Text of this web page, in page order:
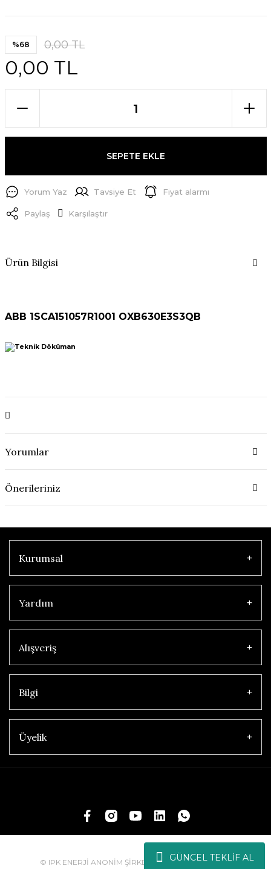
GÜNCEL TEKLİF AL
%68 0,00 TL
0,00 TL
SEPETE EKLE
Yorum Yaz Tavsiye Et Fiyat alarmı
Paylaş Karşılaştır
Ürün Bilgisi
ABB 1SCA151057R1001 OXB630E3S3QB
Yorumlar
Önerileriniz
Kurumsal
Yardım
Alışveriş
Bilgi
Üyelik
© IPK ENERJİ ANONİM ŞİRKETİ | Tüm Hakları Saklıdır.